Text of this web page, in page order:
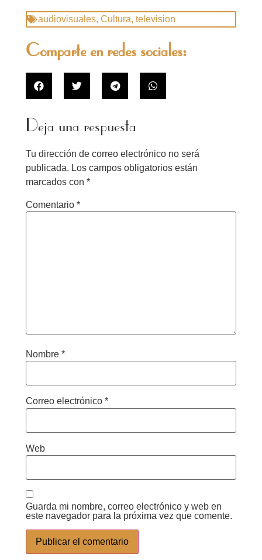
audiovisuales, Cultura, television
Comparte en redes sociales:
Deja una respuesta
Tu dirección de correo electrónico no será
publicada. Los campos obligatorios están
marcados con *
Comentario *
Nombre *
Correo electrónico *
Web
Guarda mi nombre, correo electrónico y web en
este navegador para la próxima vez que comente.